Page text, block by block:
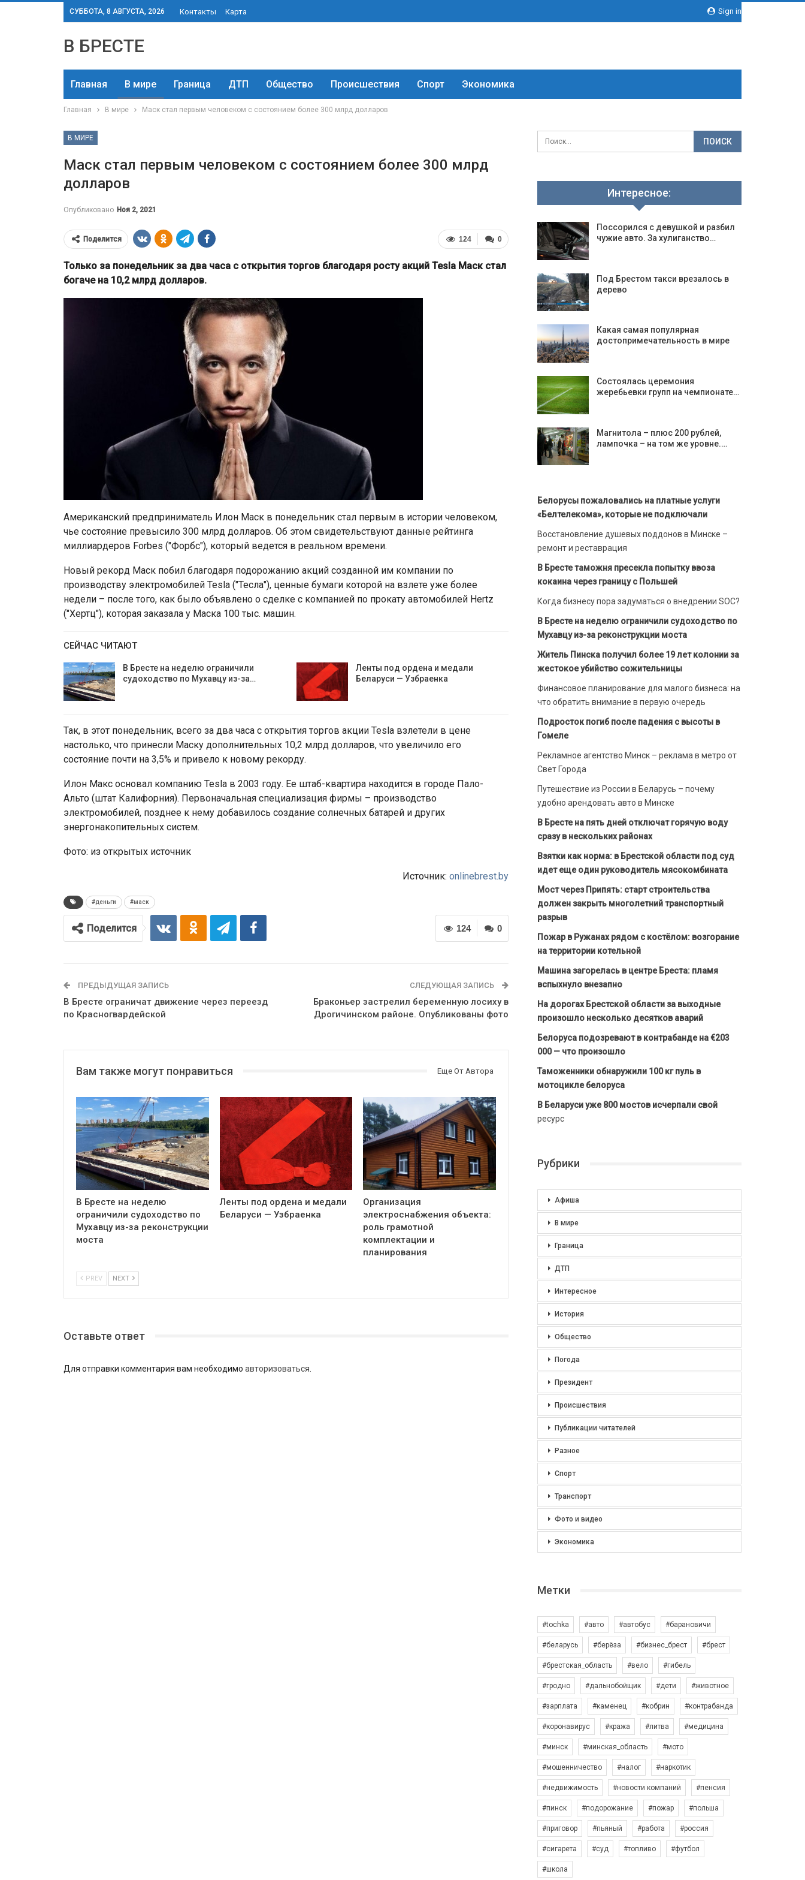
Sign in
СУББОТА, 8 АВГУСТА, 2026 Контакты Карта
В БРЕСТЕ
Главная В мире Граница ДТП Общество Происшествия Спорт Экономика
Главная В мире Маск стал первым человеком с состоянием более 300 млрд долларов
В МИРЕ
Маск стал первым человеком с состоянием более 300 млрд
долларов
Опубликовано Ноя 2, 2021
0
124
Поделится
Только за понедельник за два часа с открытия торгов благодаря росту акций Tesla Маск стал
богаче на 10,2 млрд долларов.
Американский предприниматель Илон Маск в понедельник стал первым в истории человеком,
чье состояние превысило 300 млрд долларов. Об этом свидетельствуют данные рейтинга
миллиардеров Forbes ("Форбс"), который ведется в реальном времени.
Новый рекорд Маск побил благодаря подорожанию акций созданной им компании по
производству электромобилей Tesla ("Тесла"), ценные бумаги которой на взлете уже более
недели – после того, как было объявлено о сделке с компанией по прокату автомобилей Hertz
("Хертц"), которая заказала у Маска 100 тыс. машин.
СЕЙЧАС ЧИТАЮТ
В Бресте на неделю ограничили
судоходство по Мухавцу из-за…
Ленты под ордена и медали
Беларуси — Узбраенка
Так, в этот понедельник, всего за два часа с открытия торгов акции Tesla взлетели в цене
настолько, что принесли Маску дополнительных 10,2 млрд долларов, что увеличило его
состояние почти на 3,5% и привело к новому рекорду.
Илон Макс основал компанию Tesla в 2003 году. Ее штаб-квартира находится в городе Пало-
Альто (штат Калифорния). Первоначальная специализация фирмы – производство
электромобилей, позднее к нему добавилось создание солнечных батарей и других
энергонакопительных систем.
Фото: из открытых источник
Источник: onlinebrest.by
#деньги #маск
0
124
Поделится
ПРЕДЫДУЩАЯ ЗАПИСЬ
В Бресте ограничат движение через переезд
по Красногвардейской
СЛЕДУЮЩАЯ ЗАПИСЬ
Браконьер застрелил беременную лосиху в
Дрогичинском районе. Опубликованы фото
Вам также могут понравиться Еще От Автора
В Бресте на неделю
ограничили судоходство по
Мухавцу из-за реконструкции
моста
Ленты под ордена и медали
Беларуси — Узбраенка
Организация
электроснабжения объекта:
роль грамотной
комплектации и
планирования
PREV NEXT
Оставьте ответ
Для отправки комментария вам необходимо авторизоваться
Интересное:
Поссорился с девушкой и разбил
чужие авто. За хулиганство…
Под Брестом такси врезалось в
дерево
Какая самая популярная
достопримечательность в мире
Состоялась церемония
жеребьевки групп на чемпионате…
Магнитола – плюс 200 рублей,
лампочка – на том же уровне.…
Белорусы пожаловались на платные услуги
«Белтелекома», которые не подключали
Восстановление душевых поддонов в Минске –
ремонт и реставрация
В Бресте таможня пресекла попытку ввоза
кокаина через границу с Польшей
Когда бизнесу пора задуматься о внедрении SOC?
В Бресте на неделю ограничили судоходство по
Мухавцу из-за реконструкции моста
Житель Пинска получил более 19 лет колонии за
жестокое убийство сожительницы
Финансовое планирование для малого бизнеса: на
что обратить внимание в первую очередь
Подросток погиб после падения с высоты в
Гомеле
Рекламное агентство Минск – реклама в метро от
Свет Города
Путешествие из России в Беларусь – почему
удобно арендовать авто в Минске
В Бресте на пять дней отключат горячую воду
сразу в нескольких районах
Взятки как норма: в Брестской области под суд
идет еще один руководитель мясокомбината
Мост через Припять: старт строительства
должен закрыть многолетний транспортный
разрыв
Пожар в Ружанах рядом с костёлом: возгорание
на территории котельной
Машина загорелась в центре Бреста: пламя
вспыхнуло внезапно
На дорогах Брестской области за выходные
произошло несколько десятков аварий
Белоруса подозревают в контрабанде на €203
000 — что произошло
Таможенники обнаружили 100 кг пуль в
мотоцикле белоруса
В Беларуси уже 800 мостов исчерпали свой
ресурс
Рубрики
Афиша
В мире
Граница
ДТП
Интересное
История
Общество
Погода
Президент
Происшествия
Публикации читателей
Разное
Спорт
Транспорт
Фото и видео
Экономика
Метки
#tochka #авто #автобус #барановичи
#беларусь #берёза #бизнес_брест #брест
#брестская_область #вело #гибель
#гродно #дальнобойщик #дети #животное
#зарплата #каменец #кобрин #контрабанда
#коронавирус #кража #литва #медицина
#минск #минская_область #мото
#мошенничество #налог #наркотик
#недвижимость #новости компаний #пенсия
#пинск #подорожание #пожар #польша
#приговор #пьяный #работа #россия
#сигарета #суд #топливо #футбол
#школа